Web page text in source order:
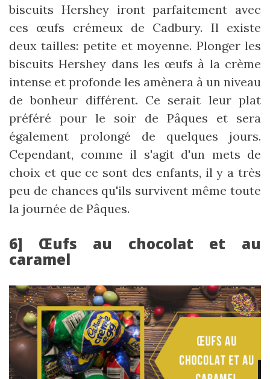
biscuits Hershey iront parfaitement avec
ces œufs crémeux de Cadbury. Il existe
deux tailles: petite et moyenne. Plonger les
biscuits Hershey dans les œufs à la crème
intense et profonde les amènera à un niveau
de bonheur différent. Ce serait leur plat
préféré pour le soir de Pâques et sera
également prolongé de quelques jours.
Cependant, comme il s'agit d'un mets de
choix et que ce sont des enfants, il y a très
peu de chances qu'ils survivent même toute
la journée de Pâques.
6] Œufs au chocolat et au
caramel